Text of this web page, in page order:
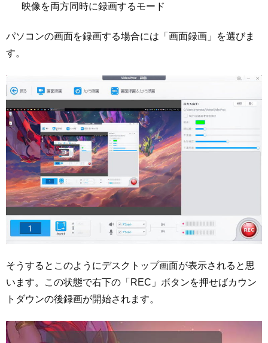
映像を両方同時に録画するモード
パソコンの画面を録画する場合には「画面録画」を選びま
す。
そうするとこのようにデスクトップ画面が表示されると思
います。この状態で右下の「REC」ボタンを押せばカウン
トダウンの後録画が開始されます。